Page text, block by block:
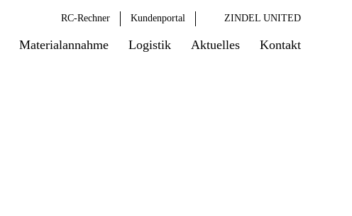
RC-Rechner Kundenportal ZINDEL UNITED
Materialannahme Logistik Aktuelles Kontakt